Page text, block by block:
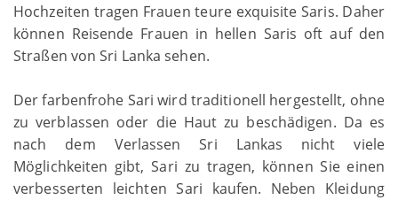
Hochzeiten tragen Frauen teure exquisite Saris. Daher
können Reisende Frauen in hellen Saris oft auf den
Straßen von Sri Lanka sehen.
Der farbenfrohe Sari wird traditionell hergestellt, ohne
zu verblassen oder die Haut zu beschädigen. Da es
nach dem Verlassen Sri Lankas nicht viele
Möglichkeiten gibt, Sari zu tragen, können Sie einen
verbesserten leichten Sari kaufen. Neben Kleidung